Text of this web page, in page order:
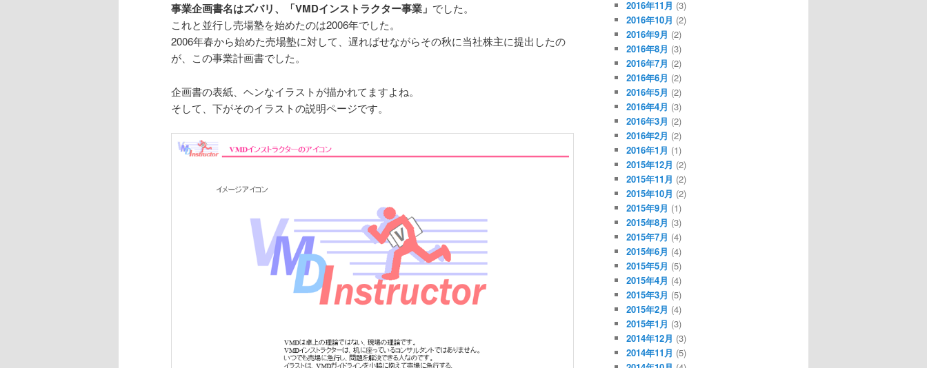
事業企画書名はズバリ、「VMDインストラクター事業」 でした。
これと並行し売場塾を始めたのは2006年でした。
2006年春から始めた売場塾に対して、遅ればせながらその秋に当社株主に提出したの
が、この事業計画書でした。
企画書の表紙、ヘンなイラストが描かれてますよね。
そして、下がそのイラストの説明ページです。
2016年11月 (3)
2016年10月 (2)
2016年9月 (2)
2016年8月 (3)
2016年7月 (2)
2016年6月 (2)
2016年5月 (2)
2016年4月 (3)
2016年3月 (2)
2016年2月 (2)
2016年1月 (1)
2015年12月 (2)
2015年11月 (2)
2015年10月 (2)
2015年9月 (1)
2015年8月 (3)
2015年7月 (4)
2015年6月 (4)
2015年5月 (5)
2015年4月 (4)
2015年3月 (5)
2015年2月 (4)
2015年1月 (3)
2014年12月 (3)
2014年11月 (5)